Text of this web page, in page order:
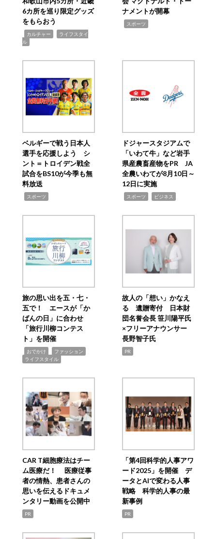
6カ所を巡り限定グッズ
をもらおう
カルチャー
ライフスタイ
ル
ナメントが開幕
スポーツ
ベルギーで戦う日本人
選手を応援しよう シ
ント＝トロイデン戦全
試合をBS10が今季も無
料放送
スポーツ
ドジャースタジアムで
「いわて牛」など岩手
県産農畜産物をPR JA
全農いわてが8月10日～
12日に実施
スポーツ ビジネス
旅の思い出を五・七・
五で！ エースが「か
ばんの日」に合わせ
「旅行川柳コンテス
ト」を開催
おでかけ ファッション
ライフスタイル
故人の「想い」かなえ
る 遺贈寄付 日本財
団名誉会長 笹川陽平氏
×フリーアナウンサー
長野智子氏
PR
CAR T細胞療法はチー
ム医療だ！ 医療従事
者の情熱、患者さんの
思いを伝えるドキュメ
ンタリー動画を公開中
PR
「第4回科学的人事アワ
ード2025」を開催 デ
ータとAIで変わる人事
戦略 科学的人事の最
新事例
PR